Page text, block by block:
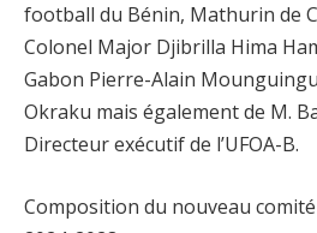
football du Bénin, Mathurin de
Colonel Major Djibrilla Hima
Gabon Pierre-Alain
Okraku mais également de M.
Directeur exécutif de l’UFOA-B.
Composition du nouveau